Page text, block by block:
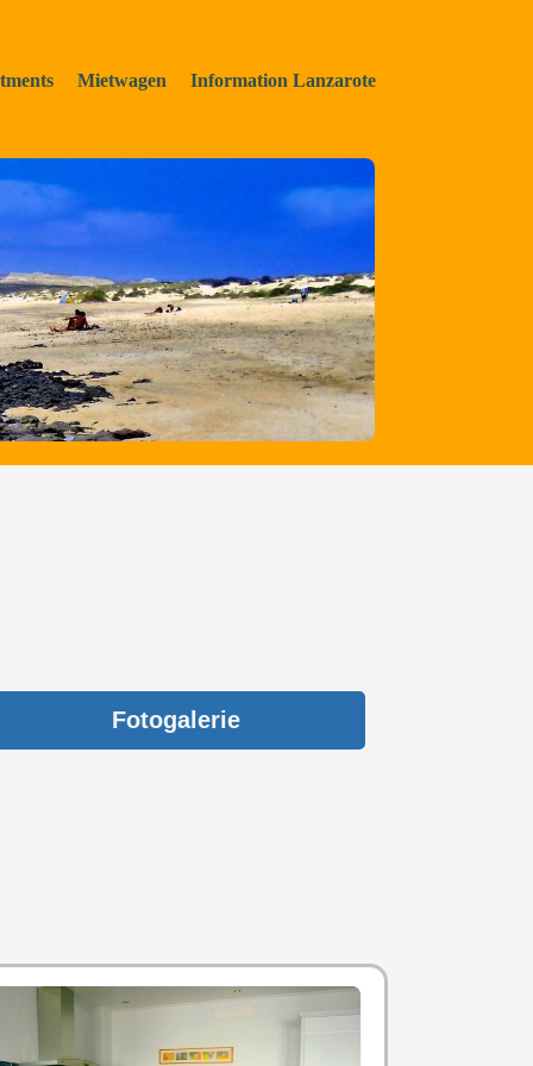
Mietwagen Information Lanzarote
Fotogalerie